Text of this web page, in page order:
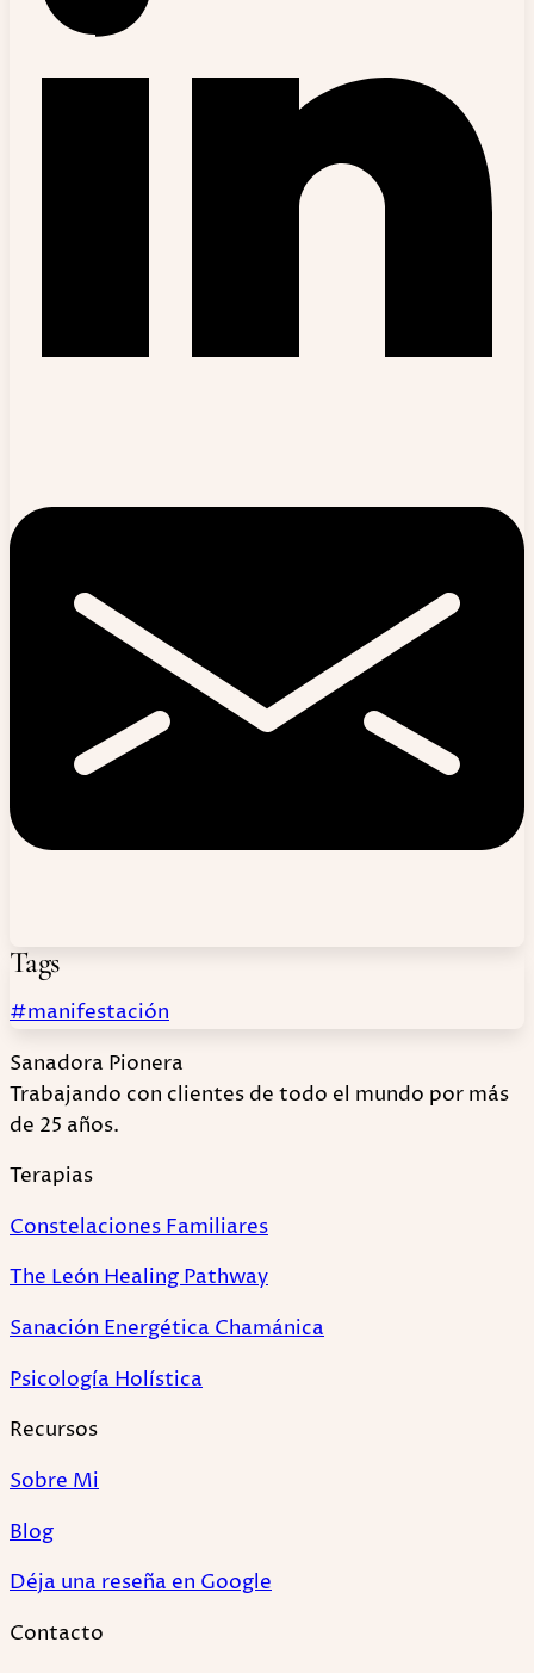
Tags
#manifestación
Sanadora Pionera
Trabajando con clientes de todo el mundo por más
de 25 años.
Terapias
Constelaciones Familiares
The León Healing Pathway
Sanación Energética Chamánica
Psicología Holística
Recursos
Sobre Mi
Blog
Déja una reseña en Google
Contacto